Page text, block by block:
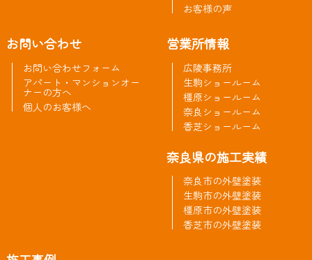
お客様の声
お問い合わせ
お問い合わせフォーム
アパート・マンションオー
ナーの方へ
個人のお客様へ
営業所情報
広陵事務所
生駒ショールーム
橿原ショールーム
奈良ショールーム
香芝ショールーム
奈良県の施工実績
奈良市の外壁塗装
生駒市の外壁塗装
橿原市の外壁塗装
香芝市の外壁塗装